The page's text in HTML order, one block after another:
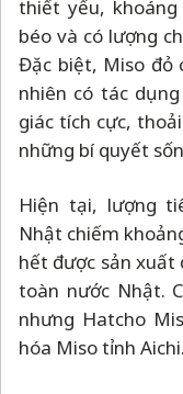
thiết yếu,
béo và có lượng
Đặc biệt, Miso đỏ
nhiên có tác
giác tích cực,
những bí quyết
Hiện tại, lượng
Nhật chiếm
hết được sản xuất
toàn nước Nhật.
nhưng Hatcho
hóa Miso tỉnh Aichi.